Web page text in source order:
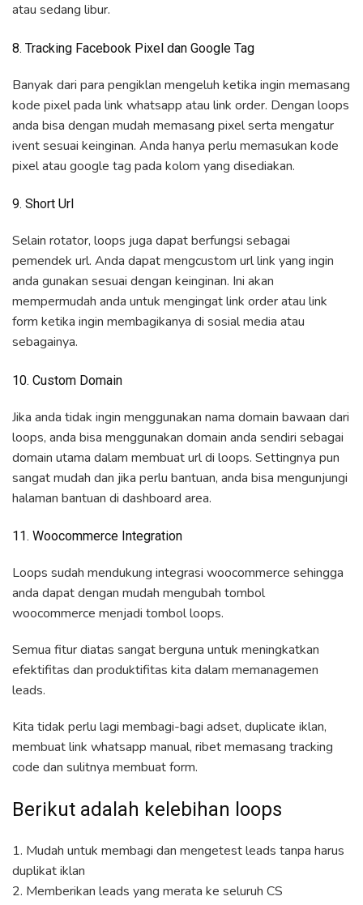
atau sedang libur.
8. Tracking Facebook Pixel dan Google Tag
Banyak dari para pengiklan mengeluh ketika ingin memasang
kode pixel pada link whatsapp atau link order. Dengan loops
anda bisa dengan mudah memasang pixel serta mengatur
ivent sesuai keinginan. Anda hanya perlu memasukan kode
pixel atau google tag pada kolom yang disediakan.
9. Short Url
Selain rotator, loops juga dapat berfungsi sebagai
pemendek url. Anda dapat mengcustom url link yang ingin
anda gunakan sesuai dengan keinginan. Ini akan
mempermudah anda untuk mengingat link order atau link
form ketika ingin membagikanya di sosial media atau
sebagainya.
10. Custom Domain
Jika anda tidak ingin menggunakan nama domain bawaan dari
loops, anda bisa menggunakan domain anda sendiri sebagai
domain utama dalam membuat url di loops. Settingnya pun
sangat mudah dan jika perlu bantuan, anda bisa mengunjungi
halaman bantuan di dashboard area.
11. Woocommerce Integration
Loops sudah mendukung integrasi woocommerce sehingga
anda dapat dengan mudah mengubah tombol
woocommerce menjadi tombol loops.
Semua fitur diatas sangat berguna untuk meningkatkan
efektifitas dan produktifitas kita dalam memanagemen
leads.
Kita tidak perlu lagi membagi-bagi adset, duplicate iklan,
membuat link whatsapp manual, ribet memasang tracking
code dan sulitnya membuat form.
Berikut adalah kelebihan loops
1. Mudah untuk membagi dan mengetest leads tanpa harus
duplikat iklan
2. Memberikan leads yang merata ke seluruh CS